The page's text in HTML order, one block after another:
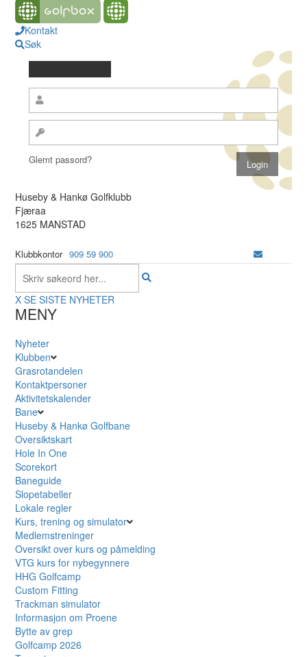
Kontakt
Søk
Glemt passord?
Huseby & Hankø Golfklubb
Fjæraa
1625 MANSTAD
Klubbkontor 909 59 900
X SE SISTE NYHETER
MENY
Nyheter
Klubben
Grasrotandelen
Kontaktpersoner
Aktivitetskalender
Bane
Huseby & Hankø Golfbane
Oversiktskart
Hole In One
Scorekort
Baneguide
Slopetabeller
Lokale regler
Kurs, trening og simulator
Medlemstreninger
Oversikt over kurs og påmelding
VTG kurs for nybegynnere
HHG Golfcamp
Custom Fitting
Trackman simulator
Informasjon om Proene
Bytte av grep
Golfcamp 2026